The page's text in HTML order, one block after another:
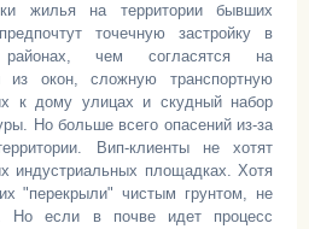
жилья на территории бывших
точечную застройку в
чем согласятся на
из окон, сложную транспортную
к дому улицах и скудный набор
Но больше всего опасений из-за
Вип-клиенты не хотят
индустриальных площадках. Хотя
"перекрыли" чистым грунтом, не
Но если в почве идет процесс